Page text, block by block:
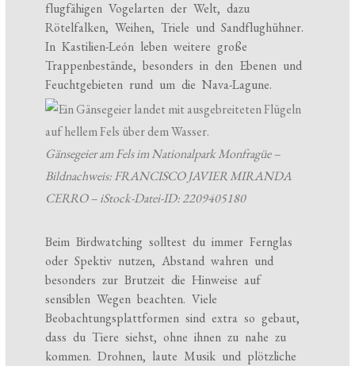
flugfähigen Vogelarten der Welt, dazu
Rötelfalken, Weihen, Triele und Sandflughühner.
In Kastilien-León leben weitere große
Trappenbestände, besonders in den Ebenen und
Feuchtgebieten rund um die Nava-Lagune.
Gänsegeier am Fels im Nationalpark Monfragüe –
Bildnachweis: FRANCISCO JAVIER MIRANDA
CERRO – iStock-Datei-ID: 2209405180
Beim Birdwatching solltest du immer Fernglas
oder Spektiv nutzen, Abstand wahren und
besonders zur Brutzeit die Hinweise auf
sensiblen Wegen beachten. Viele
Beobachtungsplattformen sind extra so gebaut,
dass du Tiere siehst, ohne ihnen zu nahe zu
kommen. Drohnen, laute Musik und plötzliche